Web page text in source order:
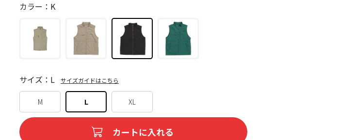
カラー：K
M L XL
サイズ：L サイズガイドはこちら
カートに入れる